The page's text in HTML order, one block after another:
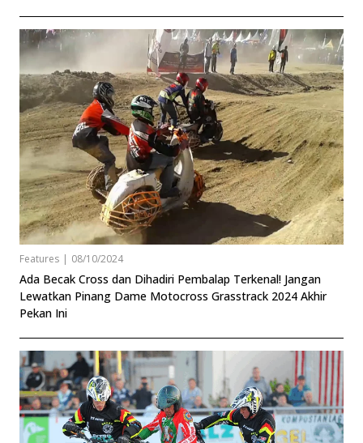
Features | 08/10/2024
Ada Becak Cross dan Dihadiri Pembalap Terkenal! Jangan
Lewatkan Pinang Dame Motocross Grasstrack 2024 Akhir
Pekan Ini